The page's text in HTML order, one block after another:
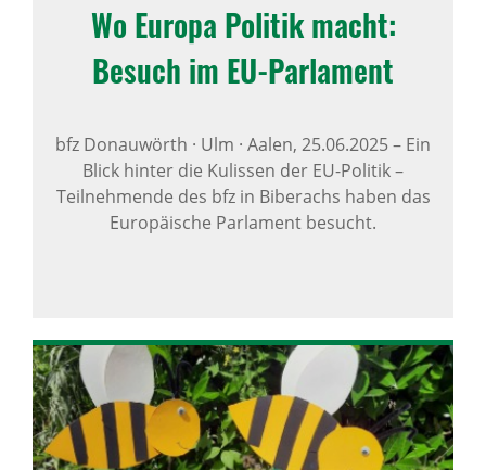
Wo Europa Politik macht:
Besuch im EU-Parla­ment
bfz Donauwörth · Ulm · Aalen, 25.06.2025– Ein
Blick hinter die Kulissen der EU-Politik –
Teilnehmende des bfz in Biberachs haben das
Europäische Parlament besucht.